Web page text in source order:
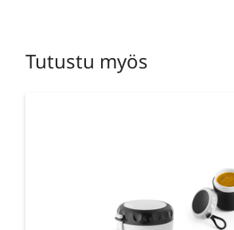
Tutustu myös